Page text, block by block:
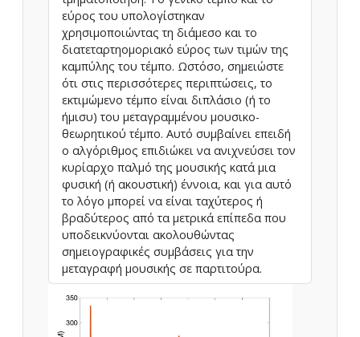
εύρος του υπολογίστηκαν
χρησιμοποιώντας τη διάμεσo και το
διατεταρτηομοριακό εύρος των τιμών της
καμπύλης του τέμπο. Ωστόσο, σημειώστε
ότι στις περισσότερες περιπτώσεις, το
εκτιμώμενο τέμπο είναι διπλάσιο (ή το
ήμισυ) του μεταγραμμένου μουσικο-
θεωρητικού τέμπο. Αυτό συμβαίνει επειδή
ο αλγόριθμος επιδιώκει να ανιχνεύσει τον
κυρίαρχο παλμό της μουσικής κατά μια
φυσική (ή ακουστική) έννοια, και για αυτό
το λόγο μπορεί να είναι ταχύτερος ή
βραδύτερος από τα μετρικά επίπεδα που
υποδεικνύονται ακολουθώντας
σημειογραφικές συμβάσεις για την
μεταγραφή μουσικής σε παρτιτούρα.